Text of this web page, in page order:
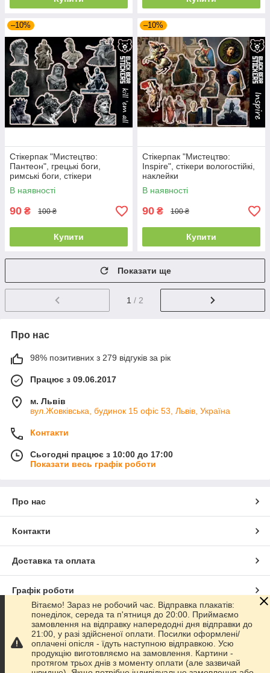
–10%
Стікерпак "Мистецтво:
Пантеон", грецькі боги,
римські боги, стікери
вологостійкі, наклейки
В наявності
90 ₴ 100 ₴
Купити
–10%
Стікерпак "Мистецтво:
Inspire", стікери вологостійкі,
наклейки
В наявності
90 ₴ 100 ₴
Купити
Показати ще
1 / 2
Про нас
98% позитивних з 279 відгуків за рік
Працює з 09.06.2017
м. Львів
вул.Жовківська, будинок 15 офіс 53, Львів, Україна
Контакти
Сьогодні працює з 10:00 до 17:00
Показати весь графік роботи
Про нас
Контакти
Доставка та оплата
Графік роботи
Повна версія сайту
Сайт створено на маркетплейсіProm.ua
Вітаємо! Зараз не робочий час. Відправка плакатів:
понеділок, середа та п'ятниця до 20:00. Приймаємо
замовлення на відправку напередодні дня відправки до
21:00, у разі здійсненої оплати. Посилки оформлені/
оплачені опісля - їдуть наступною відправкою. Усю
продукцію виготовляємо на замовлення. Картини -
протягом трьох днів з моменту оплати (але зазвичай